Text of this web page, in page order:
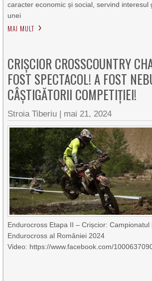
caracter economic și social, servind interesul
unei
MAI MULT
CRIȘCIOR CROSSCOUNTRY
FOST SPECTACOL! A FOST
CÂȘTIGĂTORII COMPETIȚIEI!
Stroia Tiberiu | mai 21, 2024
Endurocross Etapa II – Crișcior: Campionatul
Endurocross al României 2024
Video: https://www.facebook.com/